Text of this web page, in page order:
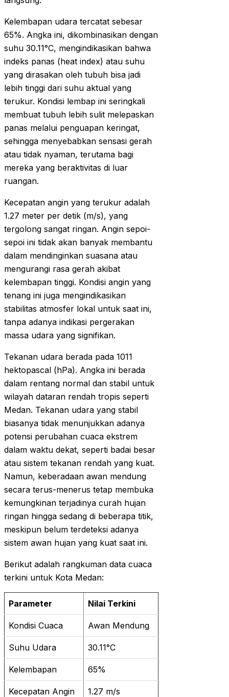
Kelembapan udara tercatat sebesar
65%. Angka ini, dikombinasikan dengan
suhu 30.11°C, mengindikasikan bahwa
indeks panas (heat index) atau suhu
yang dirasakan oleh tubuh bisa jadi
lebih tinggi dari suhu aktual yang
terukur. Kondisi lembap ini seringkali
membuat tubuh lebih sulit melepaskan
panas melalui penguapan keringat,
sehingga menyebabkan sensasi gerah
atau tidak nyaman, terutama bagi
mereka yang beraktivitas di luar
ruangan.
Kecepatan angin yang terukur adalah
1.27 meter per detik (m/s), yang
tergolong sangat ringan. Angin sepoi-
sepoi ini tidak akan banyak membantu
dalam mendinginkan suasana atau
mengurangi rasa gerah akibat
kelembapan tinggi. Kondisi angin yang
tenang ini juga mengindikasikan
stabilitas atmosfer lokal untuk saat ini,
tanpa adanya indikasi pergerakan
massa udara yang signifikan.
Tekanan udara berada pada 1011
hektopascal (hPa). Angka ini berada
dalam rentang normal dan stabil untuk
wilayah dataran rendah tropis seperti
Medan. Tekanan udara yang stabil
biasanya tidak menunjukkan adanya
potensi perubahan cuaca ekstrem
dalam waktu dekat, seperti badai besar
atau sistem tekanan rendah yang kuat.
Namun, keberadaan awan mendung
secara terus-menerus tetap membuka
kemungkinan terjadinya curah hujan
ringan hingga sedang di beberapa titik,
meskipun belum terdeteksi adanya
sistem awan hujan yang kuat saat ini.
Berikut adalah rangkuman data cuaca
terkini untuk Kota Medan:
Parameter Nilai Terkini
Kondisi Cuaca Awan Mendung
Suhu Udara 30.11°C
Kelembapan 65%
Kecepatan Angin 1.27 m/s